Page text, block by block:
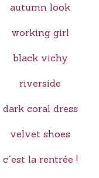
autumn look
working girl
black vichy
riverside
dark coral dress
velvet shoes
c´est la rentrée !